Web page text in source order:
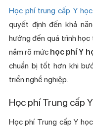
Học phí trung cấp Y
quyết định đến khả
hưởng đến quá trình học
nắm rõ mức học phí Y
chuẩn bị tốt hơn khi
triển nghề nghiệp.
Học phí Trung cấp
Học phí Trung cấp Y